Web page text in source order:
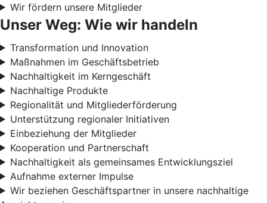
Wir fördern unsere Mitglieder
Unser Weg: Wie wir handeln
Transformation und Innovation
Maßnahmen im Geschäftsbetrieb
Nachhaltigkeit im Kerngeschäft
Nachhaltige Produkte
Regionalität und Mitgliederförderung
Unterstützung regionaler Initiativen
Einbeziehung der Mitglieder
Kooperation und Partnerschaft
Nachhaltigkeit als gemeinsames Entwicklungsziel
Aufnahme externer Impulse
Wir beziehen Geschäftspartner in unsere nachhaltige